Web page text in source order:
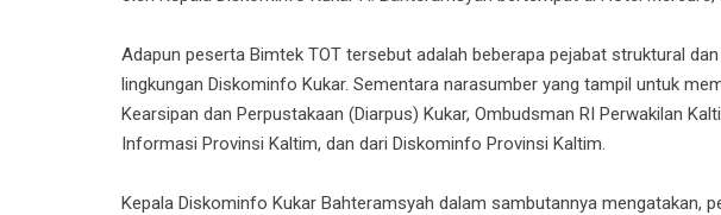
Adapun peserta Bimtek TOT tersebut adalah beberapa pejabat struktural
lingkungan Diskominfo Kukar. Sementara narasumber yang tampil untuk
Kearsipan dan Perpustakaan (Diarpus) Kukar, Ombudsman RI Perwakilan
Informasi Provinsi Kaltim, dan dari Diskominfo Provinsi Kaltim.
Kepala Diskominfo Kukar Bahteramsyah dalam sambutannya mengatakan,